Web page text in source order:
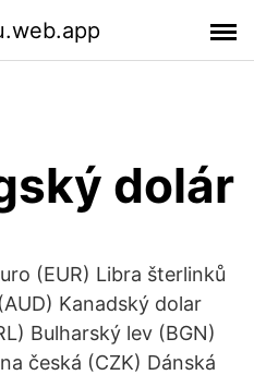
dolár
(EUR) Libra šterlinků
Kanadský dolar
Bulharský lev (BGN)
česká (CZK) Dánská